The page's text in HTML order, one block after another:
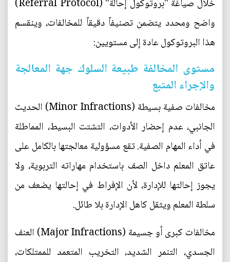
خلال صياغة "بروتوكول إحالة" (Referral Protocol)
واضح ومحدد يتضمن تصنيفاً دقيقاً للمخالفات، وينقسم
هذا البروتوكول عادة إلى مستويين:
مستوى المخالفة طبيعة السلوك جهة المعالجة
والإجراء المتبع
مخالفات صفية بسيطة (Minor Infractions) الحديث
الجانبي، عدم إحضار الأدوات، التشتت البسيط، المماطلة
في أداء المهام الصفية. تقع مسؤولية معالجتها بالكامل على
عاتق المعلم داخل الصف باستخدام مهاراته التربوية، ولا
يجوز إحالتها للإدارة، لأن الإفراط في إحالتها يضعف من
سلطة المعلم ويثقل كاهل الإدارة بلا طائل.
مخالفات كبرى أو جسيمة (Major Infractions) العنف
الجسدي، التنمر الشديد، التخريب المتعمد للممتلكات،